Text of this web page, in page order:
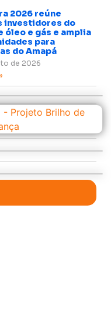
2026 reúne
investidores do
óleo e gás e amplia
para
do Amapá
de 2026